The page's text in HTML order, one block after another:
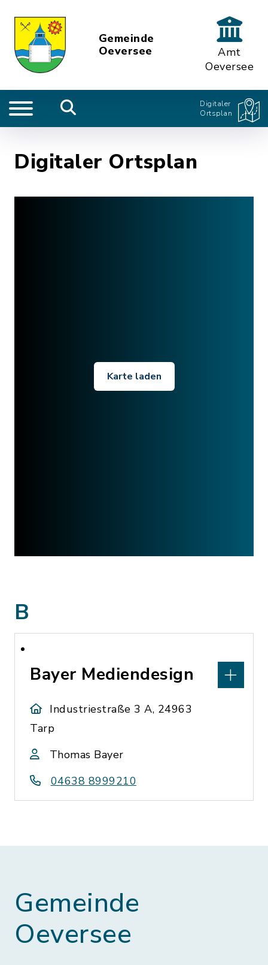
Gemeinde
Oeversee
Amt
Oeversee
Digitaler
Ortsplan
Digitaler Ortsplan
Karte laden
B
Bayer Mediendesign
Industriestraße 3 A, 24963
Tarp
Thomas Bayer
04638 8999210
Gemeinde
Oeversee